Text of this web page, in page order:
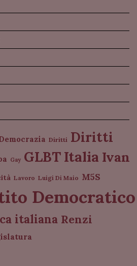
Diritti Diritti
Gay GLBT Italia Ivan
Lavoro Luigi Di Maio M5S
Democratico
italiana Renzi